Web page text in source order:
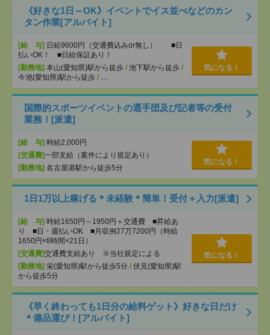
《好きな1日～OK》イベントでイス並べなどのカン
タン作業[アルバイト]
[給 与] 日給9600円（交通費込みor無し） ■日
払いOK！ ■日給保証あり！
[勤務地] 本山(愛知県)駅から徒歩 / 池下駅から徒歩 /
今池(愛知県)駅から徒歩 / …
気になる！
国際的スポーツイベントの選手団及び記者等の受付
業務！[派遣]
[給 与] 時給2,000円
[交通費]一部支給（案件により規定あり）
[勤務地] 名古屋港駅から徒歩5分
気になる！
1日1万以上稼げる＊未経験＊簡単！受付＋入力[派遣]
[給 与] 時給1650円～1950円＋交通費 ■昇給あ
り ■日・週払いOK ■月収例27万7200円（時給
1650円×8時間×21日）
[交通費]交通費支給あり ※当社規定による
[勤務地] 栄(愛知県)駅から徒歩5分 / 伏見(愛知県)駅
から徒歩5分
気になる！
《早く終わっても1日分の給料ゲット》好きな日だけ
＊備品運び！[アルバイト]